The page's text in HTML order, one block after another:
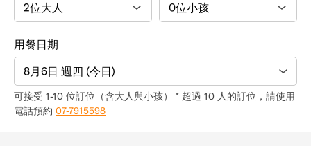
用餐日期
8月6日 週四 (今日)
可接受 1-10 位訂位（含大人與小孩） * 超過 10 人的訂位，請使用
電話預約 07-7915598